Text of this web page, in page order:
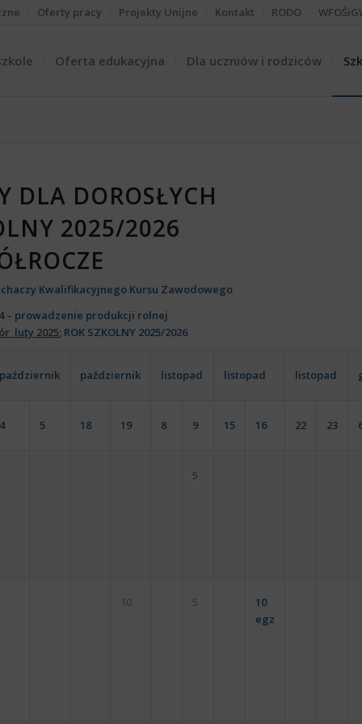
Oferty pracy Projekty Unijne Kontakt RODO
Oferta edukacyjna Dla uczniów i rodziców
DLA DOROSŁYCH
2025/2026
Kwalifikacyjnego Kursu Zawodowego
– prowadzenie produkcji rolnej
luty 2025; ROK SZKOLNY 2025/2026
październik październik listopad listopad listopad
4 5 18 19 8 9 15 16 22 23
5
10 5
10
egz